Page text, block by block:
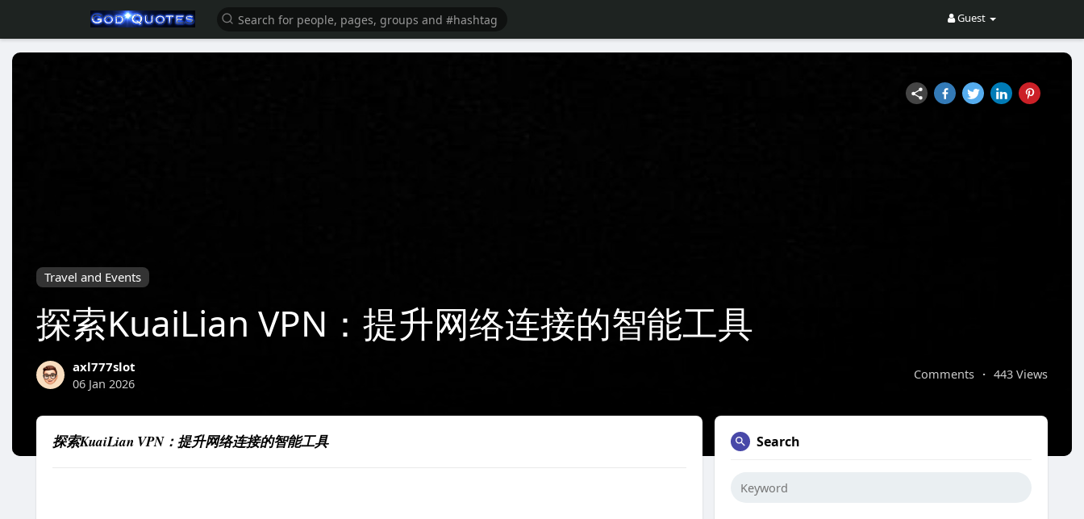
Guest
Travel and Events
探索KuaiLian VPN：提升网络连接的智能工具
Comments · 443 Views
axl777slot
06 Jan 2026
探索KuaiLian VPN：提升网络连接的智能工具 Search